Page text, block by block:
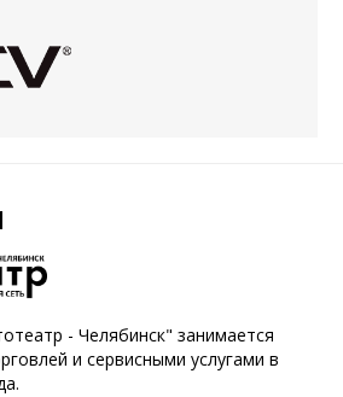
- Челябинск" занимается
и сервисными услугами в